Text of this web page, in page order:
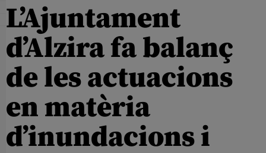
L’Ajuntament
d’Alzira fa balanç
de les actuacions
en matèria
d’inundacions i